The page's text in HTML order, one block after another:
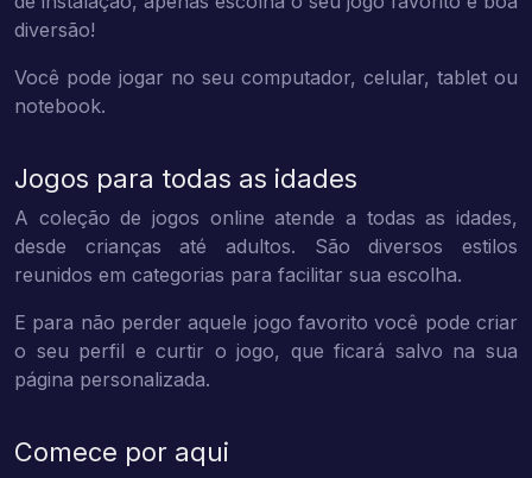
diversão!
Você pode jogar no seu computador, celular, tablet ou
notebook.
Jogos para todas as idades
A coleção de jogos online atende a todas as idades,
desde crianças até adultos. São diversos estilos
reunidos em categorias para facilitar sua escolha.
E para não perder aquele jogo favorito você pode criar
o seu perfil e curtir o jogo, que ficará salvo na sua
página personalizada.
Comece por aqui